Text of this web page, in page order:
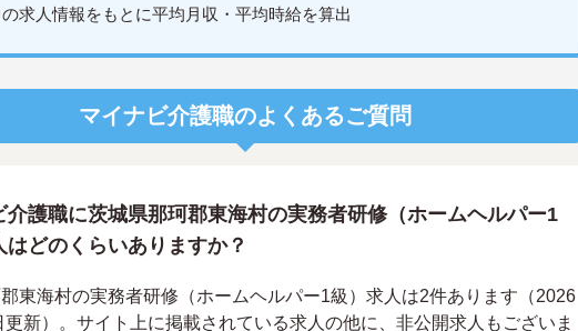
求人情報をもとに平均月収・平均時給を算出
マイナビ介護職のよくあるご質問
介護職に茨城県那珂郡東海村の実務者研修（ホームヘルパー1
はどのくらいありますか？
東海村の実務者研修（ホームヘルパー1級）求人は2件あります（2026
新）。サイト上に掲載されている求人の他に、非公開求人もございま